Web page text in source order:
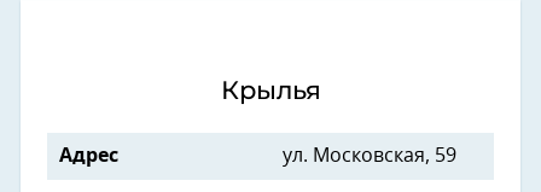
Крылья
Адрес ул. Московская, 59